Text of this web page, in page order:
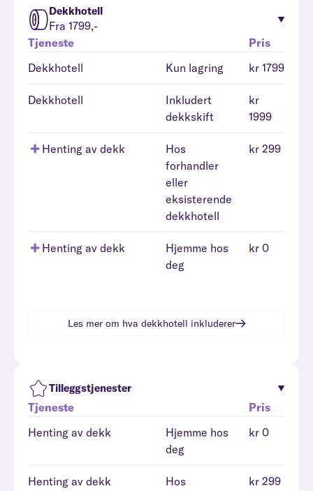
Dekkhotell
Fra 1799,-
Tjeneste
Pris
Dekkhotell
Kun lagring kr 1799
Dekkhotell
Inkludert
dekkskift
kr
1999
Henting av dekk
Hos
forhandler
eller
eksisterende
dekkhotell
kr 299
Henting av dekk
Hjemme hos
deg
kr 0
Les mer om hva dekkhotell inkluderer
Tilleggstjenester
Tjeneste
Pris
Henting av dekk
Hjemme hos
deg
kr 0
Henting av dekk Hos kr 299